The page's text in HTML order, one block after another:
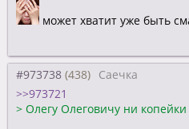
может хватит уже быть
#973738 Саечка
>>973721
> Олегу Олеговичу ни